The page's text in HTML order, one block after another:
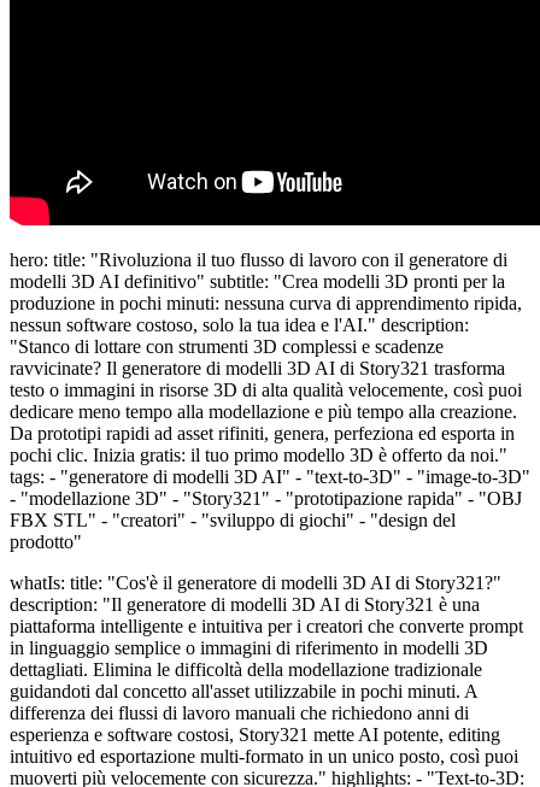
hero: title: "Rivoluziona il tuo flusso di lavoro con il generatore di
modelli 3D AI definitivo" subtitle: "Crea modelli 3D pronti per la
produzione in pochi minuti: nessuna curva di apprendimento ripida,
nessun software costoso, solo la tua idea e l'AI." description:
"Stanco di lottare con strumenti 3D complessi e scadenze
ravvicinate? Il generatore di modelli 3D AI di Story321 trasforma
testo o immagini in risorse 3D di alta qualità velocemente, così puoi
dedicare meno tempo alla modellazione e più tempo alla creazione.
Da prototipi rapidi ad asset rifiniti, genera, perfeziona ed esporta in
pochi clic. Inizia gratis: il tuo primo modello 3D è offerto da noi."
tags: - "generatore di modelli 3D AI" - "text-to-3D" - "image-to-3D"
- "modellazione 3D" - "Story321" - "prototipazione rapida" - "OBJ
FBX STL" - "creatori" - "sviluppo di giochi" - "design del
prodotto"
whatIs: title: "Cos'è il generatore di modelli 3D AI di Story321?"
description: "Il generatore di modelli 3D AI di Story321 è una
piattaforma intelligente e intuitiva per i creatori che converte prompt
in linguaggio semplice o immagini di riferimento in modelli 3D
dettagliati. Elimina le difficoltà della modellazione tradizionale
guidandoti dal concetto all'asset utilizzabile in pochi minuti. A
differenza dei flussi di lavoro manuali che richiedono anni di
esperienza e software costosi, Story321 mette AI potente, editing
intuitivo ed esportazione multi-formato in un unico posto, così puoi
muoverti più velocemente con sicurezza." highlights: - "Text-to-3D: